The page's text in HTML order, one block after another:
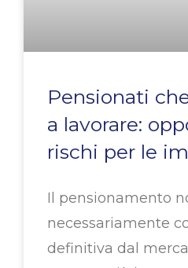
Pensionati
a lavorare:
rischi per le
Il pensionamento
necessariamente
definitiva dal